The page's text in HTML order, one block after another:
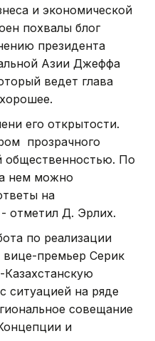
и экономической
похвалы блог
президента
Азии Джеффа
ведет глава
его открытости.
прозрачного
общественностью. По
нем можно
на
отметил Д. Эрлих.
по реализации
премьер Серик
ситуацией на ряде
совещание
и